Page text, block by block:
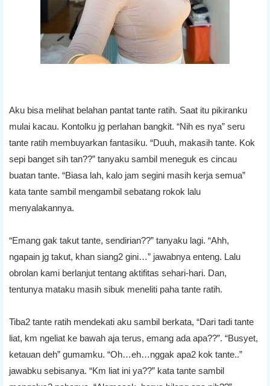
Aku bisa melihat belahan pantat tante ratih. Saat itu pikiranku
mulai kacau. Kontolku jg perlahan bangkit. “Nih es nya” seru
tante ratih membuyarkan fantasiku. “Duuh, makasih tante. Kok
sepi banget sih tan??” tanyaku sambil meneguk es cincau
buatan tante. “Biasa lah, kalo jam segini masih kerja semua”
kata tante sambil mengambil sebatang rokok lalu
menyalakannya.
“Emang gak takut tante, sendirian??” tanyaku lagi. “Ahh,
ngapain jg takut, khan siang2 gini…” jawabnya enteng. Lalu
obrolan kami berlanjut tentang aktifitas sehari-hari. Dan,
tentunya mataku masih sibuk meneliti paha tante ratih.
Tiba2 tante ratih mendekati aku sambil berkata, “Dari tadi tante
liat, km ngeliat ke bawah aja terus, emang ada apa??”. “Busyet,
ketauan deh” gumamku. “Oh…eh…nggak apa2 kok tante..”
jawabku sebisanya. “Km liat ini ya??” kata tante sambil